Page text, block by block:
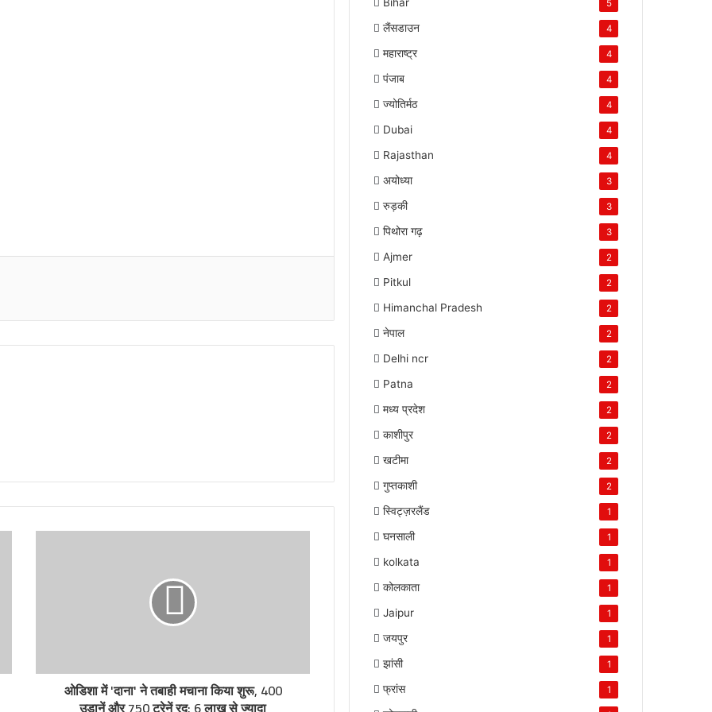
ओडिशा में 'दाना' ने तबाही मचाना किया शुरू, 400
5
लैंसडाउन 4
महाराष्ट्र 4
पंजाब 4
ज्योतिर्मठ 4
Dubai 4
Rajasthan 4
अयोध्या 3
रुड़की 3
पिथोरा गढ़ 3
Ajmer 2
Pitkul 2
Himanchal Pradesh 2
नेपाल 2
Delhi ncr 2
Patna 2
मध्य प्रदेश 2
काशीपुर 2
खटीमा 2
गुप्तकाशी 2
स्विट्ज़रलैंड 1
घनसाली 1
kolkata 1
कोलकाता 1
Jaipur 1
जयपुर 1
झांसी 1
फ्रांस 1